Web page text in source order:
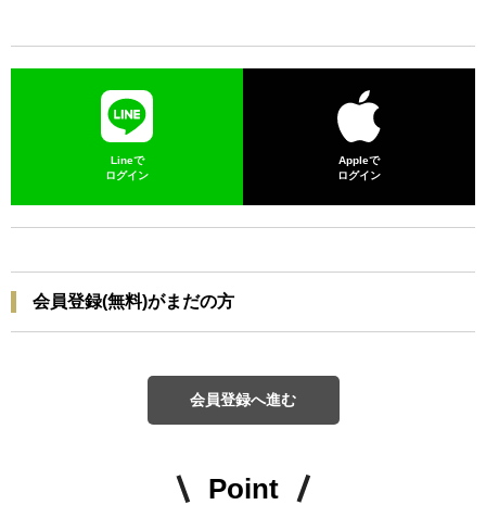
Lineで
ログイン
Appleで
ログイン
会員登録(無料)がまだの方
会員登録へ進む
Point